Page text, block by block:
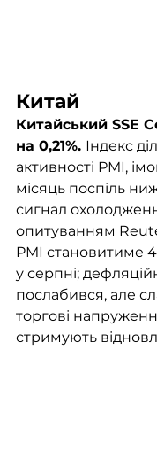
Китай
Китайський SSE
на 0,21%. Індекс
активності PMI,
місяць поспіль
сигнал
опитуванням
PMI становитиме
у серпні;
послабився, але
торгові
стримують